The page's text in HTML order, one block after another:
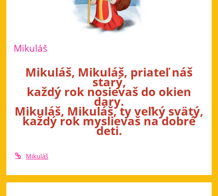
Mikuláš
Mikuláš, Mikuláš, priateľ náš
starý,
každý rok nosievaš do okien
dary.
Mikuláš, Mikuláš, ty veľký svätý,
každý rok myslievaš na dobré
deti.
Mikuláš